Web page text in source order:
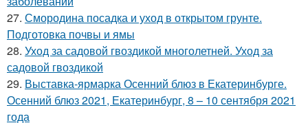
27. Смородина посадка и уход в открытом грунте.
Подготовка почвы и ямы
28. Уход за садовой гвоздикой многолетней. Уход за
садовой гвоздикой
29. Выставка-ярмарка Осенний блюз в Екатеринбурге.
Осенний блюз 2021, Екатеринбург, 8 – 10 сентября 2021
года